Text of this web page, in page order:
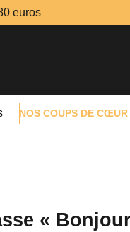
euros
NOS COUPS DE CŒUR
«